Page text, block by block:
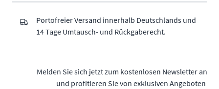
Portofreier Versand innerhalb Deutschlands und
14 Tage Umtausch- und Rückgaberecht.
Melden Sie sich jetzt zum kostenlosen Newsletter an
und profitieren Sie von exklusiven Angeboten